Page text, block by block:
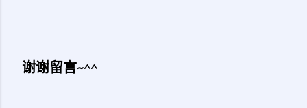
谢谢留言~^^